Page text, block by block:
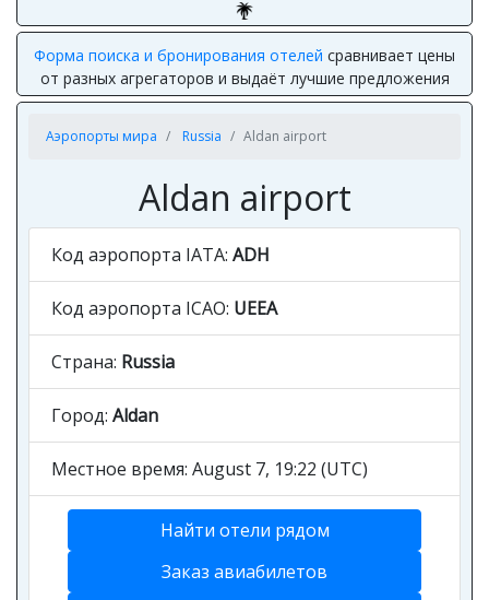
Форма поиска и бронирования отелей сравнивает цены
от разных агрегаторов и выдаёт лучшие предложения
Аэропорты мира Russia Aldan airport
Aldan airport
Код аэропорта IATA: ADH
Код аэропорта ICAO: UEEA
Страна: Russia
Город: Aldan
Местное время: August 7, 19:22 (UTC)
Найти отели рядом
Заказ авиабилетов